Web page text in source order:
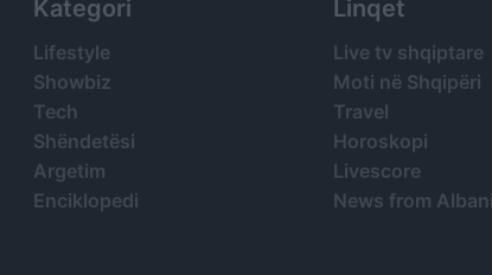
Kategori
Lifestyle
Showbiz
Tech
Shëndetësi
Argetim
Enciklopedi
Linqet
Live tv shqiptare
Moti në Shqipëri
Travel
Horoskopi
Livescore
News from